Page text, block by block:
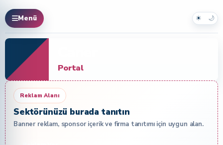
Menü ☀ 🌙
Portal
Reklam Alanı
Sektörünüzü burada tanıtın
Banner reklam, sponsor içerik ve firma tanıtımı için uygun alan.